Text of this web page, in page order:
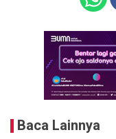
Baca Lainnya